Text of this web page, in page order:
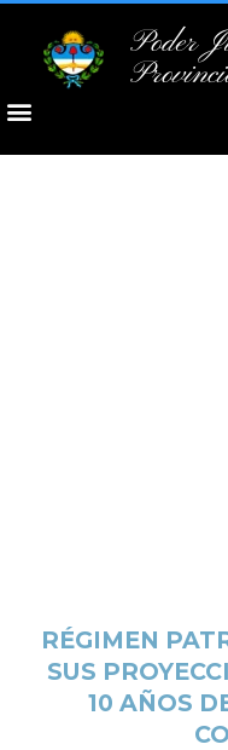
Poder
RÉGIMEN
SUS
10 AÑOS